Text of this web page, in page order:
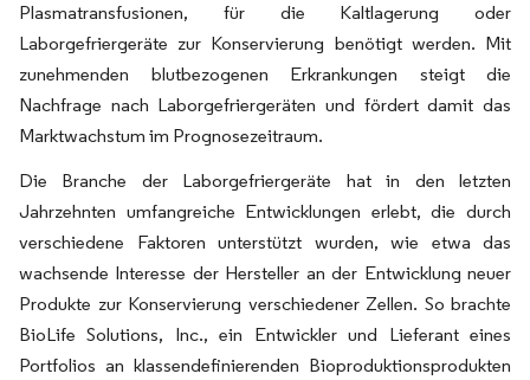
Plasmatransfusionen, für die Kaltlagerung oder
Laborgefriergeräte zur Konservierung benötigt werden. Mit
zunehmenden blutbezogenen Erkrankungen steigt die
Nachfrage nach Laborgefriergeräten und fördert damit das
Marktwachstum im Prognosezeitraum.
Die Branche der Laborgefriergeräte hat in den letzten
Jahrzehnten umfangreiche Entwicklungen erlebt, die durch
verschiedene Faktoren unterstützt wurden, wie etwa das
wachsende Interesse der Hersteller an der Entwicklung neuer
Produkte zur Konservierung verschiedener Zellen. So brachte
BioLife Solutions, Inc., ein Entwickler und Lieferant eines
Portfolios an klassendefinierenden Bioproduktionsprodukten